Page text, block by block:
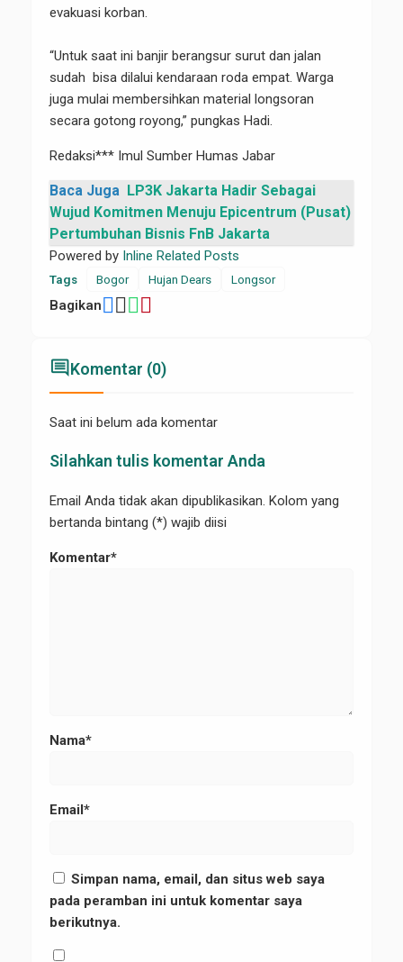
evakuasi korban.
“Untuk saat ini banjir berangsur surut dan jalan
sudah bisa dilalui kendaraan roda empat. Warga
juga mulai membersihkan material longsoran
secara gotong royong,” pungkas Hadi.
Redaksi*** Imul Sumber Humas Jabar
Baca Juga LP3K Jakarta Hadir Sebagai
Wujud Komitmen Menuju Epicentrum (Pusat)
Pertumbuhan Bisnis FnB Jakarta
Powered by Inline Related Posts
Tags Bogor Hujan Dears Longsor
Bagikan
commentKomentar (0)
Saat ini belum ada komentar
Silahkan tulis komentar Anda
Email Anda tidak akan dipublikasikan. Kolom yang
bertanda bintang (*) wajib diisi
Komentar*
Nama*
Email*
Simpan nama, email, dan situs web saya
pada peramban ini untuk komentar saya
berikutnya.